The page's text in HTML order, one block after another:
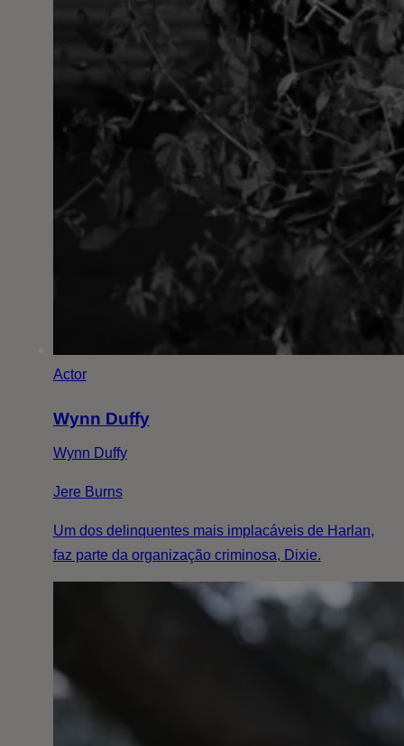
Actor
Wynn Duffy
Wynn Duffy
Jere Burns
Um dos delinquentes mais implacáveis de Harlan,
faz parte da organização criminosa, Dixie.